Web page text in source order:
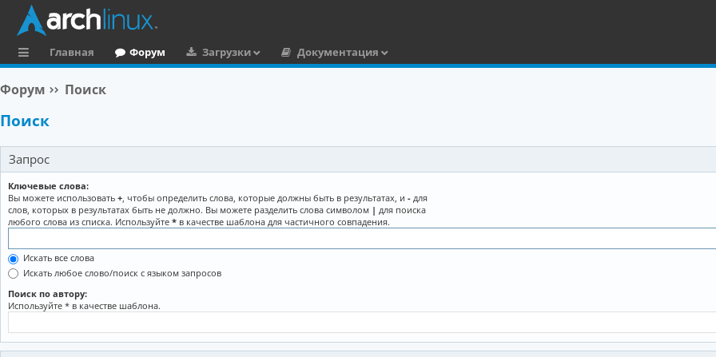
ы
л
к
и
Главная Форум Загрузки Документация
Форум Поиск
Поиск
Запрос
Ключевые слова:
Вы можете использовать +, чтобы определить слова, которые должны быть в результатах, и - для
слов, которых в результатах быть не должно. Вы можете разделить слова символом | для поиска
любого слова из списка. Используйте * в качестве шаблона для частичного совпадения.
Искать все слова
Искать любое слово/поиск с языком запросов
Поиск по автору:
Используйте * в качестве шаблона.